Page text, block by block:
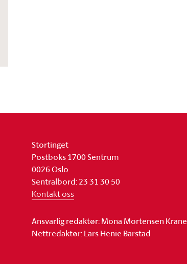
Stortinget
Postboks 1700 Sentrum
0026 Oslo
Sentralbord: 23 31 30 50
Kontakt oss
Ansvarlig redaktør: Mona Mortensen Krane
Nettredaktør: Lars Henie Barstad